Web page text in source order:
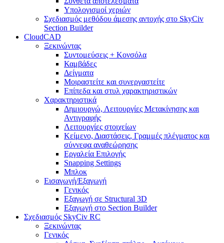
Υπολογισμοί χεριών
Σχεδιασμός μεθόδου άμεσης αντοχής στο SkyCiv
Section Builder
CloudCAD
Ξεκινώντας
Συντομεύσεις + Κονσόλα
Καμβάδες
Δείγματα
Μοιραστείτε και συνεργαστείτε
Επίπεδα και στυλ χαρακτηριστικών
Χαρακτηριστικά
Δημιουργώ, Λειτουργίες Μετακίνησης και
Αντιγραφής
Λειτουργίες στοιχείων
Κείμενο, Διαστάσεις, Γραμμές πλέγματος και
σύννεφα αναθεώρησης
Εργαλεία Επιλογής
Snapping Settings
Μπλοκ
Εισαγωγή/Εξαγωγή
Γενικός
Εξαγωγή σε Structural 3D
Εξαγωγή στο Section Builder
Σχεδιασμός SkyCiv RC
Ξεκινώντας
Γενικός